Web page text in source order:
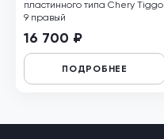
пластинного типа Chery Tiggo
9 правый
16 700 ₽
ПОДРОБНЕЕ